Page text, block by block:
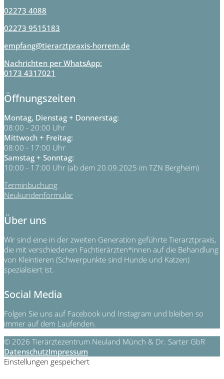
02273 4088
02273 9515183
empfang@tierarztpraxis-horrem.de
Nachrichten per WhatsApp:
0173 4317021
Öffnungszeiten
Montag, Dienstag + Donnerstag:
08:00 - 20:00 Uhr
Mittwoch + Freitag:
08:00 - 17:00 Uhr
Samstag + Sonntag:
10:00 - 17:00 Uhr (ab dem 20.09.2025 im TZN Bergheim)
Terminbuchung
Neukundenformular
Über uns
Wir sind eine in der zweiten Generation geführte Tierarztpraxis,
die mit verschiedenen Fachtierärzten*innen auf die Behandlung
von Kleintieren (Schwerpunkte sind Hunde und Katzen)
spezialisiert ist.
Social Media
Folgen Sie uns auf Facebook und Instagram und bleiben so
immer auf dem Laufenden.
© 2026 Tierärztezentrum Neuland Münch & Dr. Sarter GbR
DatenschutzImpressum
Einstellungen gespeichert